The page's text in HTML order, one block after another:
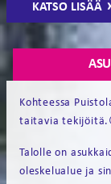
KATSO LISÄÄ
Kohteessa
taitavia
Talolle on
oleskelualue ja